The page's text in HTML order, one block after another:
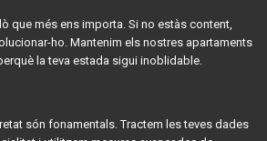
que més ens importa. Si no estàs content,
ho. Mantenim els nostres apartaments
la teva estada sigui inoblidable.
són fonamentals. Tractem les teves dades